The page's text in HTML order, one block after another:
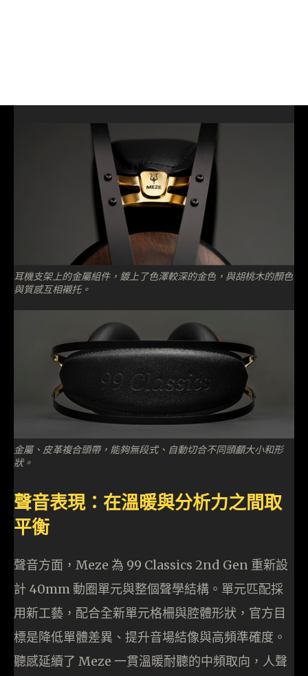
耳機支架上的金屬組件，鍍上了色澤較深的金色，與胡桃木的顏色
與質感互相襯托。
金屬、皮革複合頭帶，能夠無段式、自動切合不同頭顱大小和形
狀。
聲音表現：在溫暖與分析力之間取
平衡
聲音方面，Meze 為 99 Classics 2nd Gen 重新設
計 40mm 動圈單元與整個聲學結構。單元匹配採
用新工藝，配合全新單元格柵與腔體形狀，官方目
標是降低單體差異、提升音場結像與高頻準確度。
聽感延續了 Meze 一貫溫暖耐聽的中頻取向，人聲